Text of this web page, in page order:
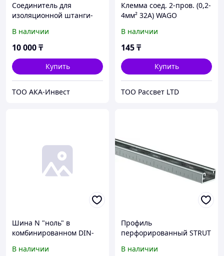
Соединитель для
изоляционной штанги-
оцинкованная сталь
В наличии
10 000₸
Купить
ТОО АКА-Инвест
Клемма соед. 2-пров. (0,2-
4мм² 32А) WAGO
В наличии
145₸
Купить
ТОО Рассвет LTD
Шина N "ноль" в
комбинированном DIN-
ШНИ-8х12-8-КС-С IEK
В наличии
Профиль
перфорированный STRUT
В наличии